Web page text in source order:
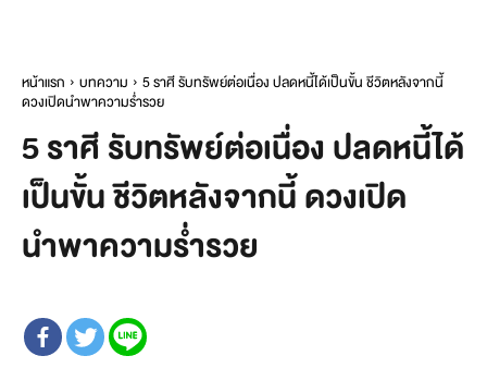
หน้าแรก บทความ
5 ราศี รับทรัพย์ต่อเนื่อง ปลดหนี้ได้เป็นขั้น ชีวิตหลังจากนี้
ดวงเปิดนำพาความร่ำรวย
5 ราศี รับทรัพย์ต่อเนื่อง ปลดหนี้ได้
เป็นขั้น ชีวิตหลังจากนี้ ดวงเปิด
นำพาความร่ำรวย